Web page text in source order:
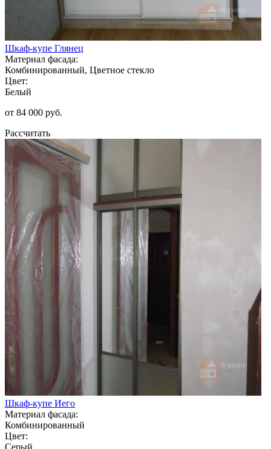
Шкаф-купе Глянец
Материал фасада:
Комбинированный, Цветное стекло
Цвет:
Белый
от 84 000 руб.
Рассчитать
Шкаф-купе Иего
Материал фасада:
Комбинированный
Цвет:
Серый